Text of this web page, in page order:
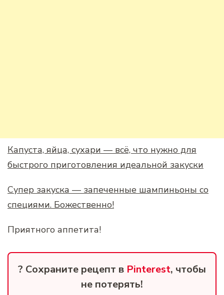
Капуста, яйца, сухари — всё, что нужно для
быстрого приготовления идеальной закуски
Супер закуска — запеченные шампиньоны со
специями. Божественно!
Приятного аппетита!
? Сохраните рецепт в Pinterest, чтобы
не потерять!